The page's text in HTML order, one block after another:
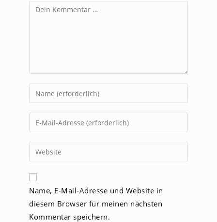
Kommentar
Gib
deinen
Namen
oder
zum
Kommentieren
ein
Gib
deine
E-
Mail-
zum
Kommentieren
ein
Gib
deine
Website-
URL
ein
(optional)
Name, E-Mail-Adresse und Website in
diesem Browser für meinen nächsten
Kommentar speichern.